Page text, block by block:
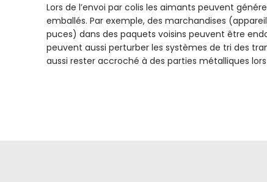
Lors de l’envoi par colis les aimants peuvent
emballés. Par exemple, des marchandises
puces) dans des paquets voisins peuvent être
peuvent aussi perturber les systèmes de tri des
aussi rester accroché à des parties métalliques